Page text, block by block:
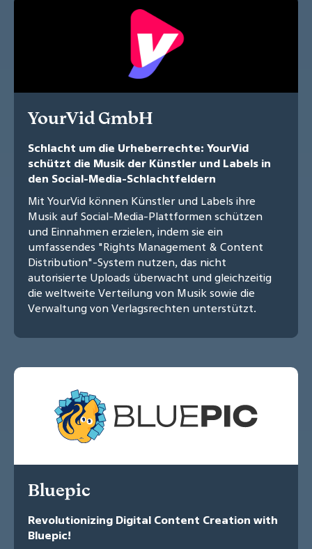
YourVid GmbH
Schlacht um die Urheberrechte: YourVid
schützt die Musik der Künstler und Labels in
den Social-Media-Schlachtfeldern
Mit YourVid können Künstler und Labels ihre
Musik auf Social-Media-Plattformen schützen
und Einnahmen erzielen, indem sie ein
umfassendes "Rights Management & Content
Distribution"-System nutzen, das nicht
autorisierte Uploads überwacht und gleichzeitig
die weltweite Verteilung von Musik sowie die
Verwaltung von Verlagsrechten unterstützt.
Bluepic
Revolutionizing Digital Content Creation with
Bluepic!